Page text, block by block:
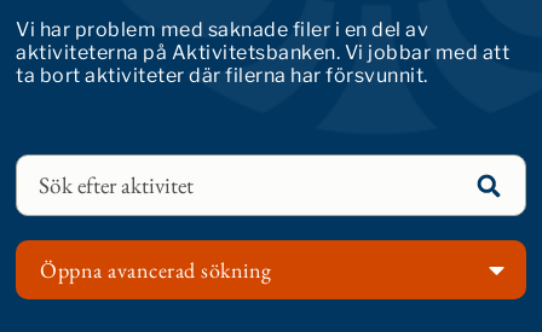
Vi har problem med saknade filer i en del av
aktiviteterna på Aktivitetsbanken. Vi jobbar med att
ta bort aktiviteter där filerna har försvunnit.
Öppna avancerad sökning